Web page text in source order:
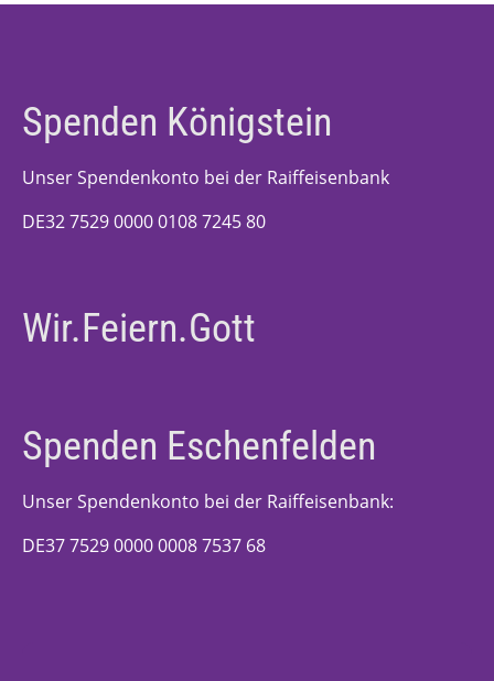
Spenden Königstein
Unser Spendenkonto bei der Raiffeisenbank
DE32 7529 0000 0108 7245 80
Wir.Feiern.Gott
Spenden Eschenfelden
Unser Spendenkonto bei der Raiffeisenbank:
DE37 7529 0000 0008 7537 68